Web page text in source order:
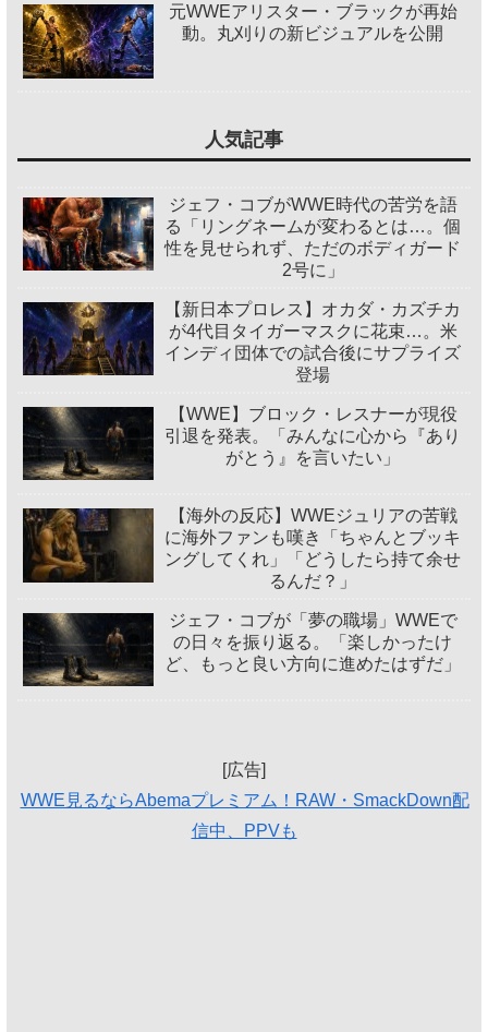
元WWEアリスター・ブラックが再始
動。丸刈りの新ビジュアルを公開
人気記事
ジェフ・コブがWWE時代の苦労を語
る「リングネームが変わるとは…。個
性を見せられず、ただのボディガード
2号に」
【新日本プロレス】オカダ・カズチカ
が4代目タイガーマスクに花束…。米
インディ団体での試合後にサプライズ
登場
【WWE】ブロック・レスナーが現役
引退を発表。「みんなに心から『あり
がとう』を言いたい」
【海外の反応】WWEジュリアの苦戦
に海外ファンも嘆き「ちゃんとブッキ
ングしてくれ」「どうしたら持て余せ
るんだ？」
ジェフ・コブが「夢の職場」WWEで
の日々を振り返る。「楽しかったけ
ど、もっと良い方向に進めたはずだ」
[広告]
WWE見るならAbemaプレミアム！RAW・SmackDown配
信中、PPVも